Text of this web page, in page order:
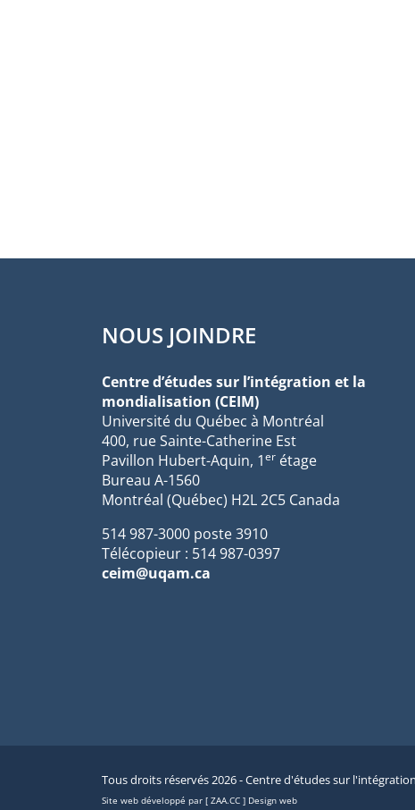
NOUS JOINDRE
Centre d’études sur l’intégration et la
mondialisation (CEIM)
Université du Québec à Montréal
400, rue Sainte-Catherine Est
Pavillon Hubert-Aquin, 1er étage
Bureau A-1560
Montréal (Québec) H2L 2C5 Canada
514 987-3000 poste 3910
Télécopieur : 514 987-0397
ceim@uqam.ca
Tous droits réservés 2026 - Centre d'études sur
Site web développé par [ ZAA.CC ] Design web